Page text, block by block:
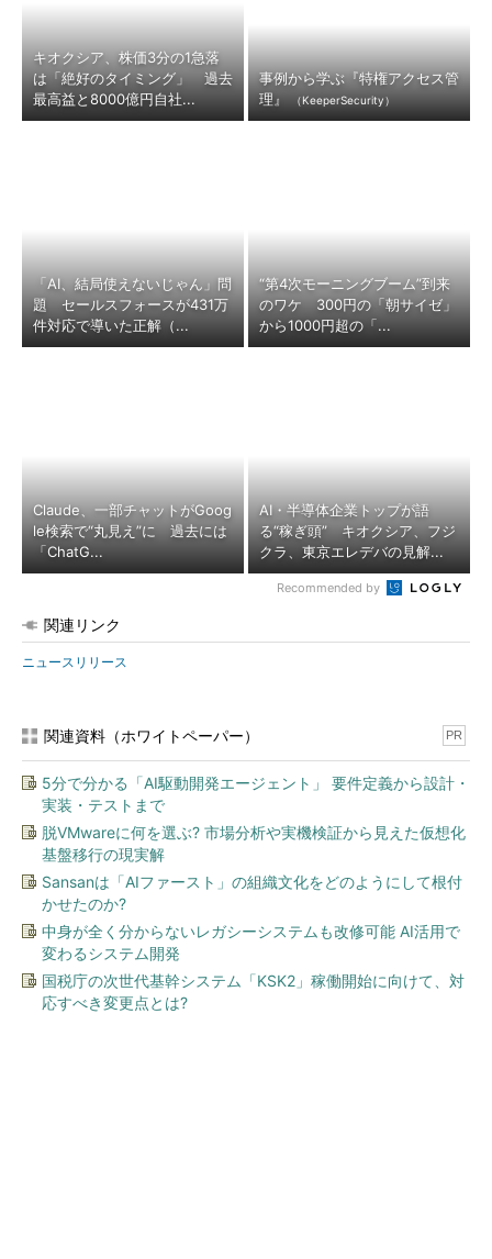
キオクシア、株価3分の1急落
は「絶好のタイミング」 過去
最高益と8000億円自社...
事例から学ぶ『特権アクセス管
理』
（KeeperSecurity）
「AI、結局使えないじゃん」問
題 セールスフォースが431万
件対応で導いた正解（...
“第4次モーニングブーム”到来
のワケ 300円の「朝サイゼ」
から1000円超の「...
Claude、一部チャットがGoog
le検索で“丸見え”に 過去には
「ChatG...
AI・半導体企業トップが語
る“稼ぎ頭” キオクシア、フジ
クラ、東京エレデバの見解...
Recommended by
関連リンク
ニュースリリース
関連資料（ホワイトペーパー） PR
5分で分かる「AI駆動開発エージェント」 要件定義から設計・
実装・テストまで
脱VMwareに何を選ぶ? 市場分析や実機検証から見えた仮想化
基盤移行の現実解
Sansanは「AIファースト」の組織文化をどのようにして根付
かせたのか?
中身が全く分からないレガシーシステムも改修可能 AI活用で
変わるシステム開発
国税庁の次世代基幹システム「KSK2」稼働開始に向けて、対
応すべき変更点とは?